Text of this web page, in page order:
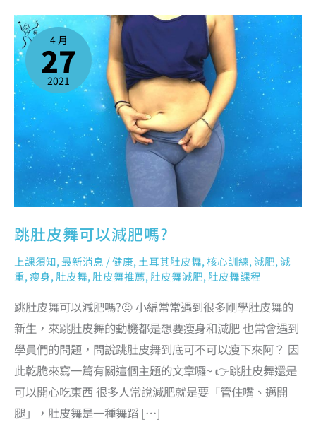
4 月
27
2021
跳肚皮舞可以減肥嗎?
上課須知,最新消息 /健康,土耳其肚皮舞,核心訓練,減肥,減
重,瘦身,肚皮舞,肚皮舞推薦,肚皮舞減肥,肚皮舞課程
跳肚皮舞可以減肥嗎?🤨 小編常常遇到很多剛學肚皮舞的
新生，來跳肚皮舞的動機都是想要瘦身和減肥 也常會遇到
學員們的問題，問說跳肚皮舞到底可不可以瘦下來阿？ 因
此乾脆來寫一篇有關這個主題的文章囉~ 👉跳肚皮舞還是
可以開心吃東西 很多人常說減肥就是要「管住嘴、邁開
腿」，肚皮舞是一種舞蹈 […]
跳
肚
皮
以
減
肥
嗎?